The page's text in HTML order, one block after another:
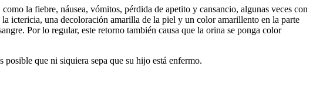
la fiebre, náusea, vómitos, pérdida de apetito y cansancio, algunas veces con
ictericia, una decoloración amarilla de la piel y un color amarillento en la parte
Por lo regular, este retorno también causa que la orina se ponga color
que ni siquiera sepa que su hijo está enfermo.